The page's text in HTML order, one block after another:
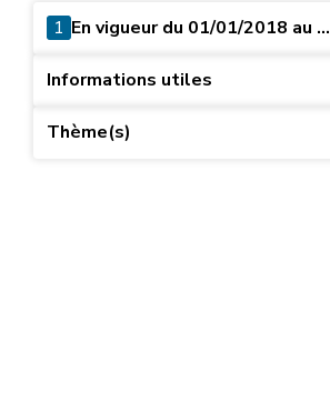
1 En vigueur du 01/01/2018 au ...
Informations utiles
Thème(s)